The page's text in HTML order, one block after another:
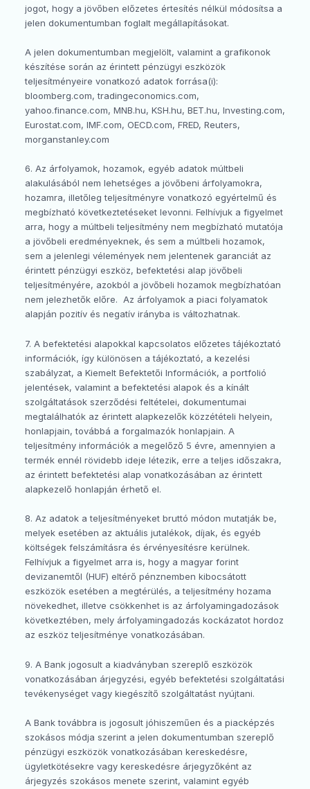
jogot, hogy a jövőben előzetes értesítés nélkül módosítsa a
jelen dokumentumban foglalt megállapításokat.
A jelen dokumentumban megjelölt, valamint a grafikonok
készítése során az érintett pénzügyi eszközök
teljesítményeire vonatkozó adatok forrása(i):
bloomberg.com, tradingeconomics.com,
yahoo.finance.com, MNB.hu, KSH.hu, BET.hu, Investing.com,
Eurostat.com, IMF.com, OECD.com, FRED, Reuters,
morganstanley.com
6. Az árfolyamok, hozamok, egyéb adatok múltbeli
alakulásából nem lehetséges a jövőbeni árfolyamokra,
hozamra, illetőleg teljesítményre vonatkozó egyértelmű és
megbízható következtetéseket levonni. Felhívjuk a figyelmet
arra, hogy a múltbeli teljesítmény nem megbízható mutatója
a jövőbeli eredményeknek, és sem a múltbeli hozamok,
sem a jelenlegi vélemények nem jelentenek garanciát az
érintett pénzügyi eszköz, befektetési alap jövőbeli
teljesítményére, azokból a jövőbeli hozamok megbízhatóan
nem jelezhetők előre. Az árfolyamok a piaci folyamatok
alapján pozitív és negatív irányba is változhatnak.
7. A befektetési alapokkal kapcsolatos előzetes tájékoztató
információk, így különösen a tájékoztató, a kezelési
szabályzat, a Kiemelt Befektetői Információk, a portfolió
jelentések, valamint a befektetési alapok és a kínált
szolgáltatások szerződési feltételei, dokumentumai
megtalálhatók az érintett alapkezelők közzétételi helyein,
honlapjain, továbbá a forgalmazók honlapjain. A
teljesítmény információk a megelőző 5 évre, amennyien a
termék ennél rövidebb ideje létezik, erre a teljes időszakra,
az érintett befektetési alap vonatkozásában az érintett
alapkezelő honlapján érhető el.
8. Az adatok a teljesítményeket bruttó módon mutatják be,
melyek esetében az aktuális jutalékok, díjak, és egyéb
költségek felszámításra és érvényesítésre kerülnek.
Felhívjuk a figyelmet arra is, hogy a magyar forint
devizanemtől (HUF) eltérő pénznemben kibocsátott
eszközök esetében a megtérülés, a teljesítmény hozama
növekedhet, illetve csökkenhet is az árfolyamingadozások
következtében, mely árfolyamingadozás kockázatot hordoz
az eszköz teljesítménye vonatkozásában.
9. A Bank jogosult a kiadványban szereplő eszközök
vonatkozásában árjegyzési, egyéb befektetési szolgáltatási
tevékenységet vagy kiegészítő szolgáltatást nyújtani.
A Bank továbbra is jogosult jóhiszeműen és a piacképzés
szokásos módja szerint a jelen dokumentumban szereplő
pénzügyi eszközök vonatkozásában kereskedésre,
ügyletkötésekre vagy kereskedésre árjegyzőként az
árjegyzés szokásos menete szerint, valamint egyéb